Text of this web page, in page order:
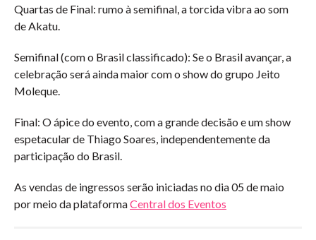
Quartas de Final: rumo à semifinal, a torcida vibra ao som
de Akatu.
Semifinal (com o Brasil classificado): Se o Brasil avançar, a
celebração será ainda maior com o show do grupo Jeito
Moleque.
Final: O ápice do evento, com a grande decisão e um show
espetacular de Thiago Soares, independentemente da
participação do Brasil.
As vendas de ingressos serão iniciadas no dia 05 de maio
por meio da plataformaCentral dos Eventos